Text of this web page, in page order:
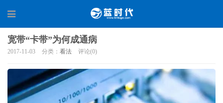
宽带“卡带”为何成通病
2017-11-03 分类： 看法 评论(0)